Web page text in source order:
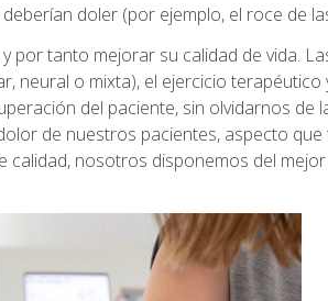
doler (por ejemplo, el roce de
tanto mejorar su calidad de vida.
neural o mixta), el ejercicio
del paciente, sin olvidarnos
de nuestros pacientes, aspecto
nosotros disponemos del